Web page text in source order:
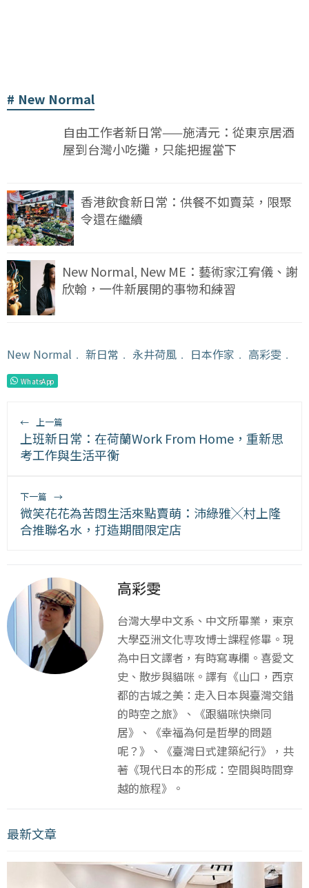
New Normal
自由工作者新日常——施清元：從東京居酒
屋到台灣小吃攤，只能把握當下
香港飲食新日常：供餐不如賣菜，限聚
令還在繼續
New Normal, New ME：藝術家江宥儀、謝
欣翰，一件新展開的事物和練習
New Normal ﹒ 新日常 ﹒ 永井荷風 ﹒ 日本作家 ﹒ 高彩雯 ﹒
WhatsApp
← 上一篇
上班新日常：在荷蘭Work From Home，重新思
考工作與生活平衡
下一篇 →
微笑花花為苦悶生活來點賣萌：沛綠雅╳村上隆
合推聯名水，打造期間限定店
高彩雯
台灣大學中文系、中文所畢業，東京
大學亞洲文化専攻博士課程修畢。現
為中日文譯者，有時寫專欄。喜愛文
史、散步與貓咪。譯有《山口，西京
都的古城之美：走入日本與臺灣交錯
的時空之旅》、《跟貓咪快樂同
居》、《幸福為何是哲學的問題
呢？》、《臺灣日式建築紀行》，共
著《現代日本的形成：空間與時間穿
越的旅程》。
最新文章